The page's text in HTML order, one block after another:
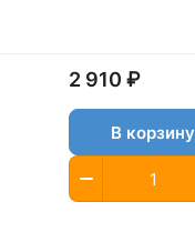
2 910 ₽
В корзину